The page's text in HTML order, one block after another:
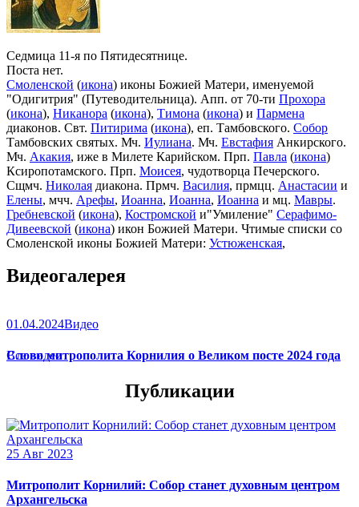
Седмица 11-я по Пятидесятнице.
Поста нет.
Смоленской (икона) иконы Божией Матери, именуемой
"Одигитрия" (Путеводительница). Апп. от 70-ти Прохора
(икона), Никанора (икона), Тимона (икона) и Пармена
диаконов. Свт. Питирима (икона), еп. Тамбовского. Собор
Тамбовских святых. Мч. Иулиана. Мч. Евстафия Анкирского.
Мч. Акакия, иже в Милете Карийском. Прп. Павла (икона)
Ксиропотамского. Прп. Моисея, чудотворца Печерского.
Сщмч. Николая диакона. Прмч. Василия, прмцц. Анастасии и
Елены, мчч. Арефы, Иоанна, Иоанна, Иоанна и мц. Мавры.
Гребневской (икона), Костромской и"Умиление" Серафимо-
Дивеевской (икона) икон Божией Матери. Чтимые списки со
Смоленской иконы Божией Матери: Устюженская,
(икона),Игрицкая,Шуйская
Сергиевская(в Троице-Сергиевой Лавре).
Видеогалерея
01.04.2024Видео
Слово митрополита Корнилия о Великом посте 2024 года
Все видео
Публикации
25 Авг 2023
Митрополит Корнилий: Собор станет духовным центром
Архангельска